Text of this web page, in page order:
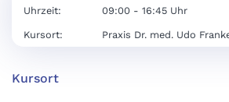
Uhrzeit: 09:00 - 16:45 Uhr
Kursort: Praxis Dr. med. Udo
Kursort